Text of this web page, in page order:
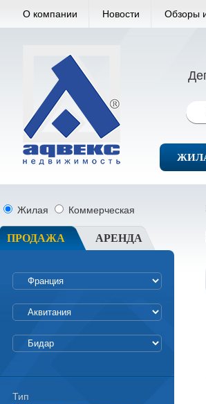
О компании Новости Обзоры
Жилая Коммерческая
ПРОДАЖА АРЕНДА
Тип